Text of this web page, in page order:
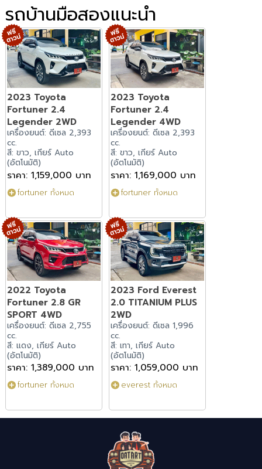
รถบ้านมือสองแนะนำ
2023 Toyota
Fortuner 2.4
Legender 2WD
เครื่องยนต์: ดีเซล 2,393
cc.
สี: ขาว, เกียร์ Auto
(อัตโนมัติ)
ราคา: 1,159,000 บาท
fortuner ทั้งหมด
2023 Toyota
Fortuner 2.4
Legender 4WD
เครื่องยนต์: ดีเซล 2,393
cc.
สี: ขาว, เกียร์ Auto
(อัตโนมัติ)
ราคา: 1,169,000 บาท
fortuner ทั้งหมด
2022 Toyota
Fortuner 2.8 GR
SPORT 4WD
เครื่องยนต์: ดีเซล 2,755
cc.
สี: แดง, เกียร์ Auto
(อัตโนมัติ)
ราคา: 1,389,000 บาท
fortuner ทั้งหมด
2023 Ford Everest
2.0 TITANIUM PLUS
2WD
เครื่องยนต์: ดีเซล 1,996
cc.
สี: เทา, เกียร์ Auto
(อัตโนมัติ)
ราคา: 1,059,000 บาท
everest ทั้งหมด